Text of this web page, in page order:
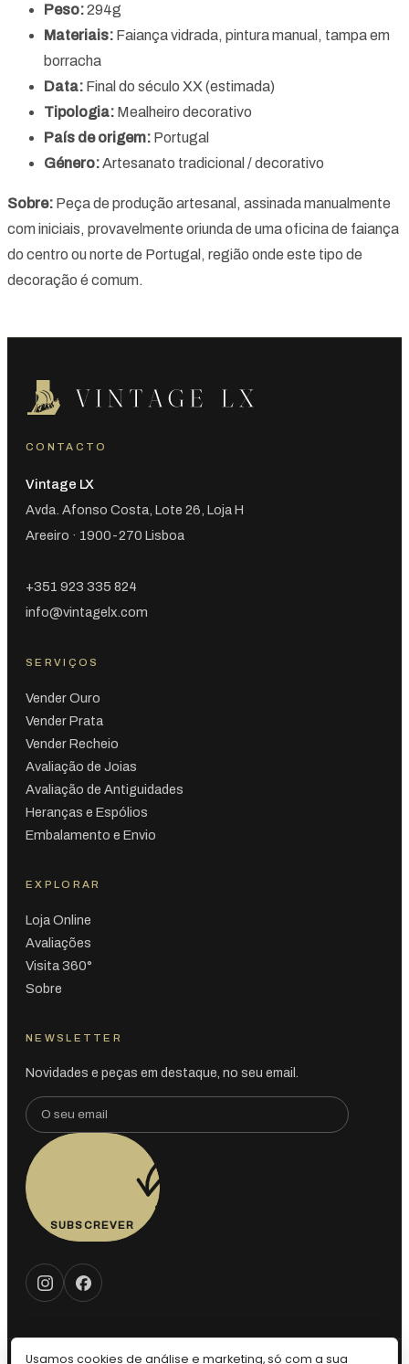
Peso:294g
Materiais: Faiança vidrada, pintura manual, tampa em
borracha
Data: Final do século XX (estimada)
Tipologia: Mealheiro decorativo
País de origem: Portugal
Género:Artesanato tradicional / decorativo
Sobre: Peça de produção artesanal, assinada manualmente
com iniciais, provavelmente oriunda de uma oficina de faiança
do centro ou norte de Portugal, região onde este tipo de
decoração é comum.
CONTACTO
Vintage LX
Avda. Afonso Costa, Lote 26, Loja H
Areeiro · 1900-270 Lisboa
+351 923 335 824
info@vintagelx.com
SERVIÇOS
Vender Ouro
Vender Prata
Vender Recheio
Avaliação de Joias
Avaliação de Antiguidades
Heranças e Espólios
Embalamento e Envio
EXPLORAR
Loja Online
Avaliações
Visita 360°
Sobre
NEWSLETTER
Novidades e peças em destaque, no seu email.
SUBSCREVER
Usamos cookies de análise e marketing, só com a sua